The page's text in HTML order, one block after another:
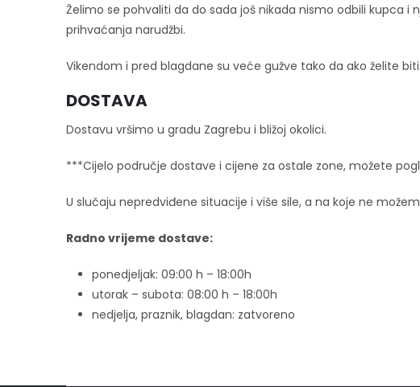
Želimo se pohvaliti da do sada još nikada nismo odbili kupca
prihvaćanja narudžbi.
Vikendom i pred blagdane su veće gužve tako da ako želite
DOSTAVA
Dostavu vršimo u gradu Zagrebu i bližoj okolici.
***Cijelo područje dostave i cijene za ostale zone, možete
U slučaju nepredviđene situacije i više sile, a na koje ne
Radno vrijeme dostave:
ponedjeljak: 09:00 h – 18:00h
utorak – subota: 08:00 h – 18:00h
nedjelja, praznik, blagdan: zatvoreno